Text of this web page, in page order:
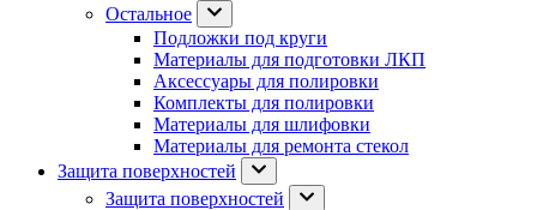
Остальное
Подложки под круги
Материалы для подготовки ЛКП
Аксессуары для полировки
Комплекты для полировки
Материалы для шлифовки
Материалы для ремонта стекол
Защита поверхностей
Защита поверхностей